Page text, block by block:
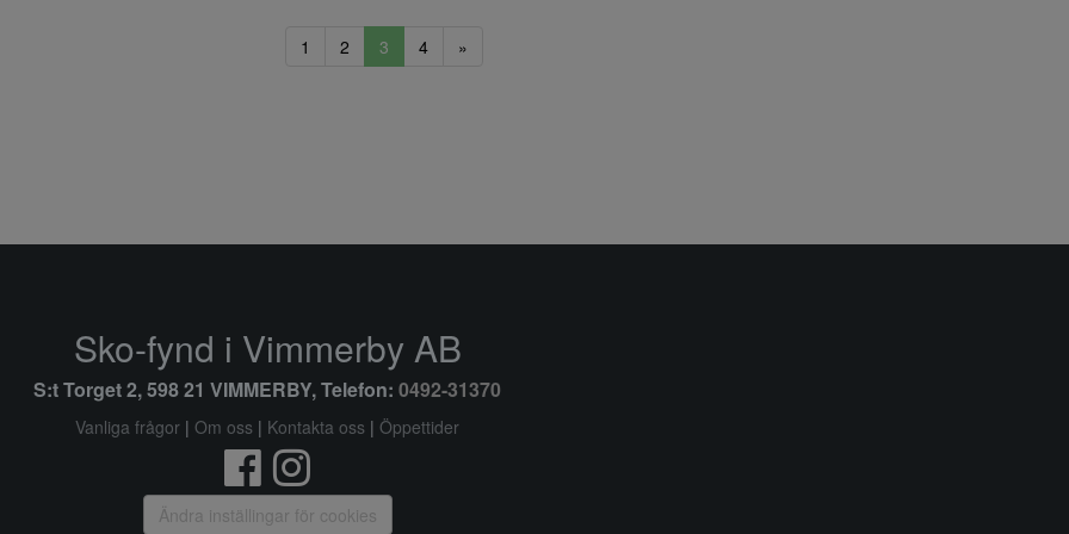
1 2 3 4 »
Sko-fynd i Vimmerby AB
S:t Torget 2, 598 21 VIMMERBY, Telefon: 0492-31370
Vanliga frågor | Om oss | Kontakta oss | Öppettider
Ändra inställingar för cookies